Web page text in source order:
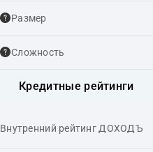
Размер
Сложность
Кредитные рейтинги
Внутренний рейтинг ДОХОДЪ